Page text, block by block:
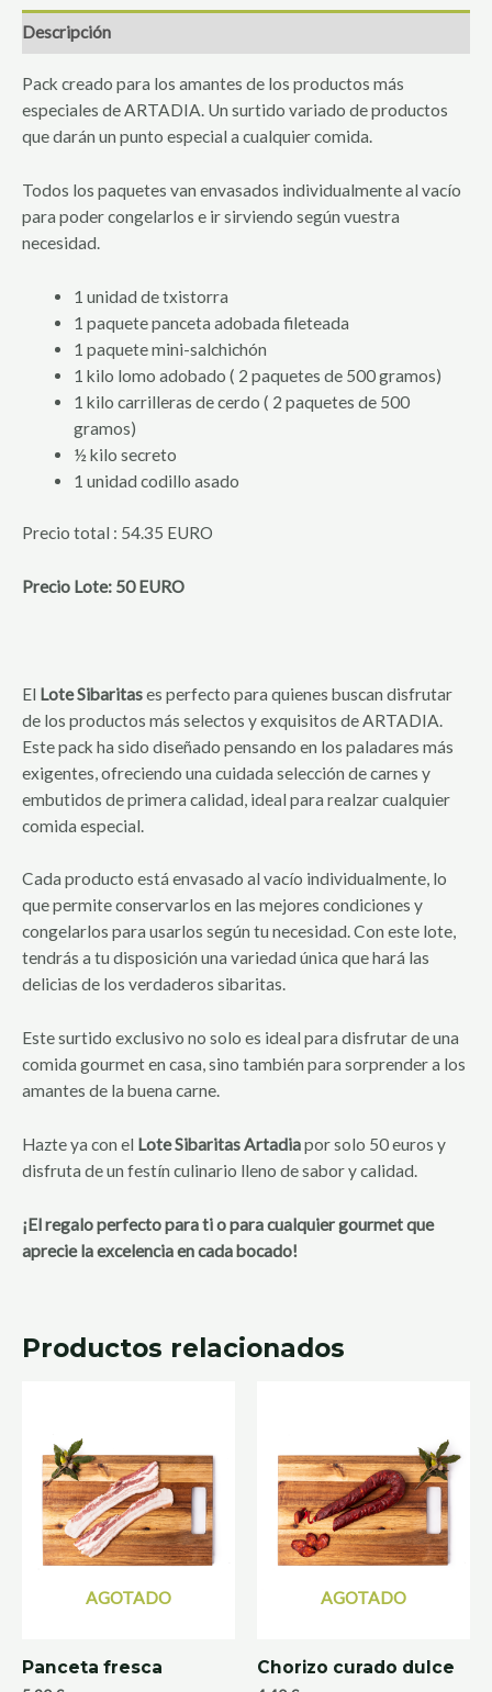
Descripción
Pack creado para los amantes de los productos más
especiales de ARTADIA. Un surtido variado de productos
que darán un punto especial a cualquier comida.
Todos los paquetes van envasados individualmente al vacío
para poder congelarlos e ir sirviendo según vuestra
necesidad.
1 unidad de txistorra
1 paquete panceta adobada fileteada
1 paquete mini-salchichón
1 kilo lomo adobado ( 2 paquetes de 500 gramos)
1 kilo carrilleras de cerdo ( 2 paquetes de 500
gramos)
½ kilo secreto
1 unidad codillo asado
Precio total : 54.35 EURO
Precio Lote: 50 EURO
El Lote Sibaritases perfecto para quienes buscan disfrutar
de los productos más selectos y exquisitos de ARTADIA.
Este pack ha sido diseñado pensando en los paladares más
exigentes, ofreciendo una cuidada selección de carnes y
embutidos de primera calidad, ideal para realzar cualquier
comida especial.
Cada producto está envasado al vacío individualmente, lo
que permite conservarlos en las mejores condiciones y
congelarlos para usarlos según tu necesidad. Con este lote,
tendrás a tu disposición una variedad única que hará las
delicias de los verdaderos sibaritas.
Este surtido exclusivo no solo es ideal para disfrutar de una
comida gourmet en casa, sino también para sorprender a los
amantes de la buena carne.
Hazte ya con el Lote Sibaritas Artadiapor solo 50 euros y
disfruta de un festín culinario lleno de sabor y calidad.
¡El regalo perfecto para ti o para cualquier gourmet que
aprecie la excelencia en cada bocado!
Productos relacionados
AGOTADO
Panceta fresca
AGOTADO
Chorizo curado dulce